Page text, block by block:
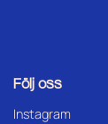
Följ oss
Instagram